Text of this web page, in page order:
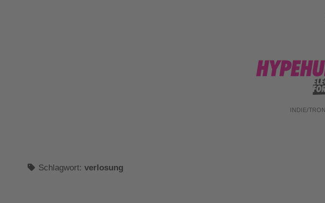
INDIE/
Schlagwort: verlosung